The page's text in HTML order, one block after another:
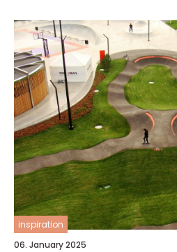
inspiration
06. January 2025